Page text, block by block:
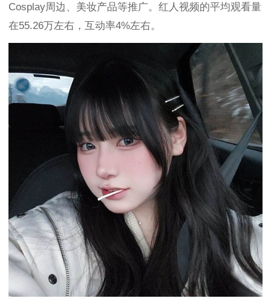
Cosplay周边、美妆产品等推广。红人视频的平均观看量
在55.26万左右，互动率4%左右。